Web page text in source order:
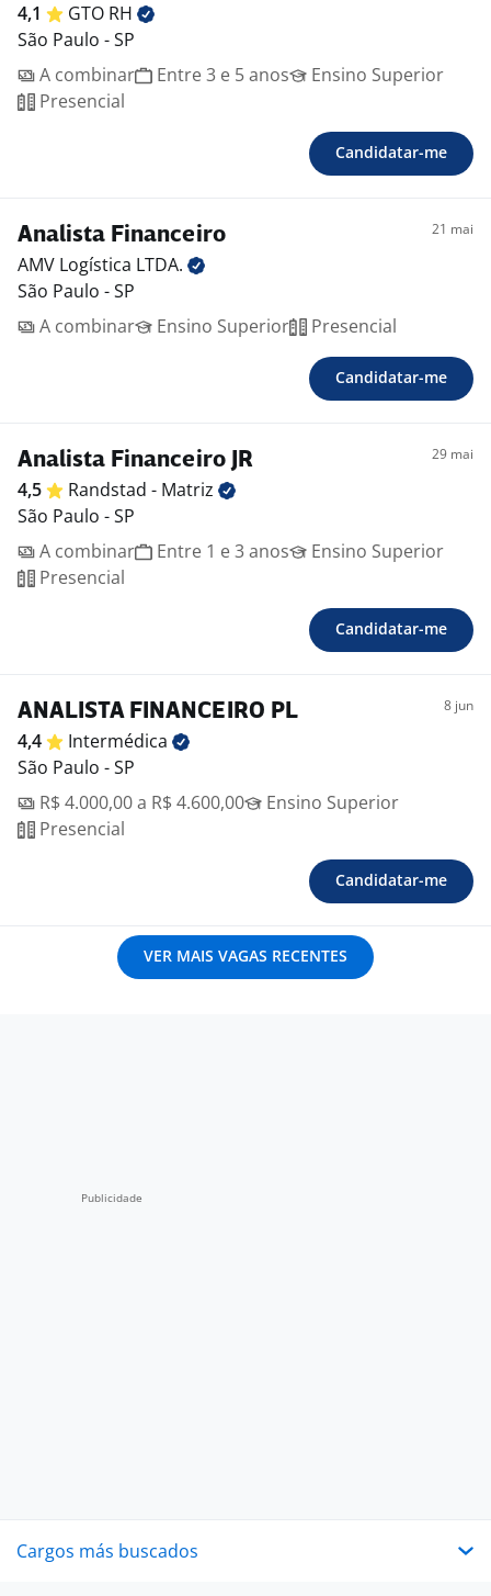
4,1 GTO RH
São Paulo - SP
A combinar
Entre 3 e 5 anos
Ensino Superior
Presencial
Candidatar-me
Analista Financeiro 21 mai
AMV Logística LTDA.
São Paulo - SP
A combinar
Ensino Superior Presencial
Candidatar-me
Analista Financeiro JR 29 mai
4,5 Randstad - Matriz
São Paulo - SP
A combinar
Entre 1 e 3 anos
Ensino Superior
Presencial
Candidatar-me
ANALISTA FINANCEIRO PL 8 jun
4,4
Intermédica
São Paulo - SP
R$ 4.000,00 a R$ 4.600,00
Ensino Superior
Presencial
Candidatar-me
VER MAIS VAGAS RECENTES
Cargos más buscados